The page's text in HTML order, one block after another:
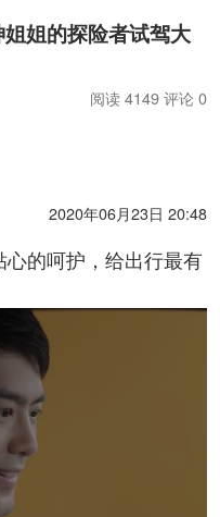
姐的探险者试驾大
阅读 4149 评论 0
2020年06月23日 20:48
的呵护，给出行最有